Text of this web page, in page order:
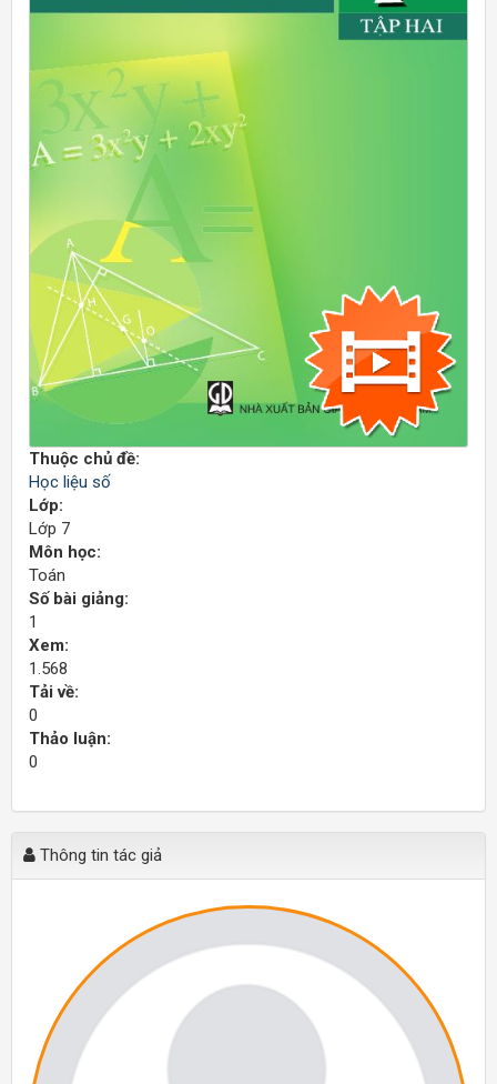
Thuộc chủ đề:
Học liệu số
Lớp:
Lớp 7
Môn học:
Toán
Số bài giảng:
1
Xem:
1.568
Tải về:
0
Thảo luận:
0
Thông tin tác giả